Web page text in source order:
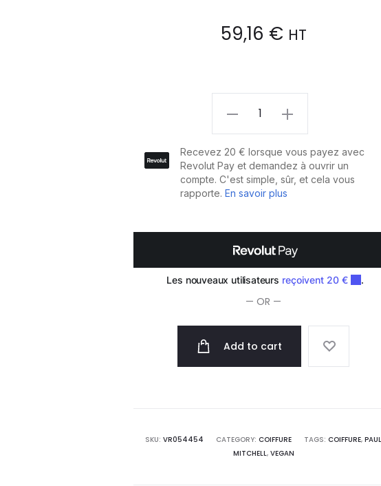
59,16 € HT
Clean
Beauty
Scalp
quantity
— OR —
Add to cart
SKU:VR054454 CATEGORY:COIFFURE TAGS:COIFFURE,
MITCHELL, VEGAN